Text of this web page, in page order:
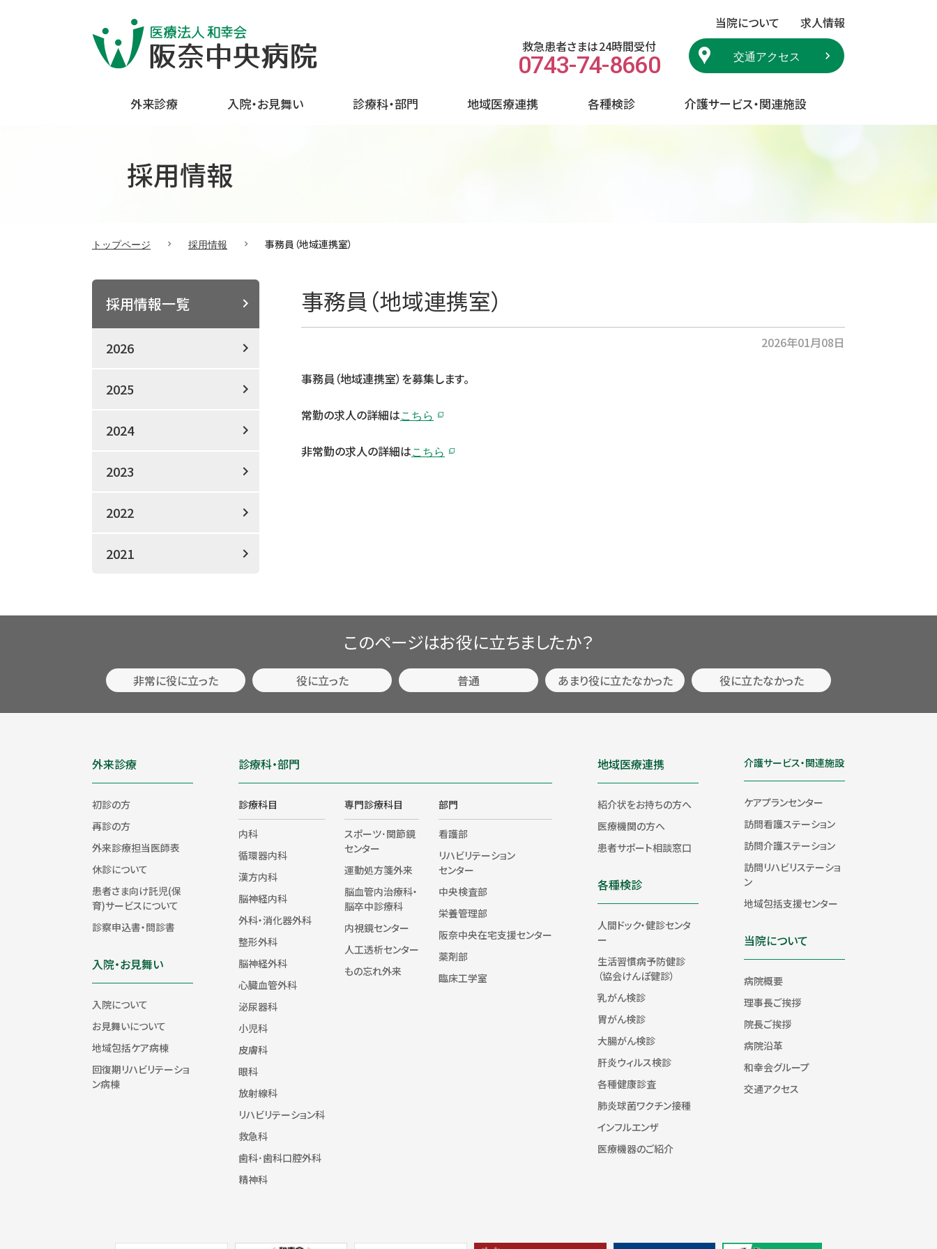
救急患者さまは24時間受付
0743-74-8660
当院について 求人情報
交通アクセス
外来診療 入院・お見舞い 診療科・部門 地域医療連携 各種検診 介護サービス・関連施設
採用情報
トップページ 採用情報 事務員（地域連携室）
事務員（地域連携室）
2026年01月08日
事務員（地域連携室）を募集します。
常勤の求人の詳細は こちら
非常勤の求人の詳細は こちら
採用情報一覧
2026
2025
2024
2023
2022
2021
このページはお役に立ちましたか？
非常に役に立った 役に立った 普通 あまり役に立たなかった 役に立たなかった
外来診療
初診の方
再診の方
外来診療担当医師表
休診について
患者さま向け託児(保
育)サービスについて
診察申込書・問診書
入院・お見舞い
入院について
お見舞いについて
地域包括ケア病棟
回復期リハビリテーショ
ン病棟
診療科・部門
診療科目
内科
循環器内科
漢方内科
脳神経内科
外科・消化器外科
整形外科
脳神経外科
心臓血管外科
泌尿器科
小児科
皮膚科
眼科
放射線科
リハビリテーション科
救急科
歯科･歯科口腔外科
精神科
専門診療科目
スポーツ･関節鏡
センター
運動処方箋外来
脳血管内治療科・
脳卒中診療科
内視鏡センター
人工透析センター
もの忘れ外来
部門
看護部
リハビリテーション
センター
中央検査部
栄養管理部
阪奈中央在宅支援センター
薬剤部
臨床工学室
地域医療連携
紹介状をお持ちの方へ
医療機関の方へ
患者サポート相談窓口
各種検診
人間ドック・健診センタ
ー
生活習慣病予防健診
（協会けんぽ健診）
乳がん検診
胃がん検診
大腸がん検診
肝炎ウィルス検診
各種健康診査
肺炎球菌ワクチン接種
インフルエンザ
医療機器のご紹介
介護サービス・関連施設
ケアプランセンター
訪問看護ステーション
訪問介護ステーション
訪問リハビリステーショ
ン
地域包括支援センター
当院について
病院概要
理事長ご挨拶
院長ご挨拶
病院沿革
和幸会グループ
交通アクセス